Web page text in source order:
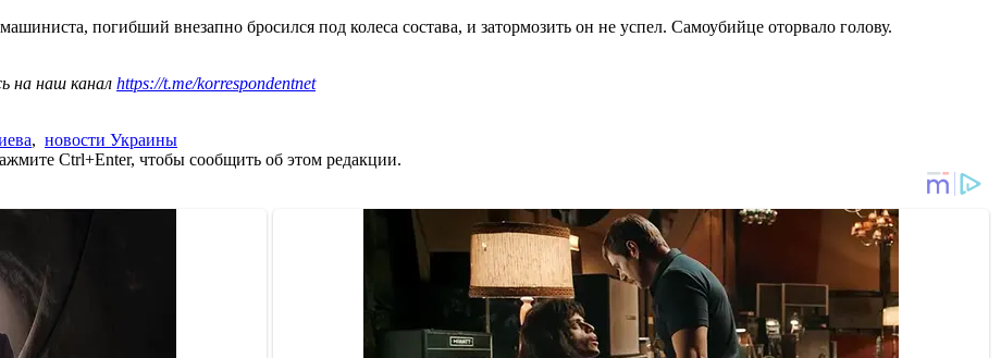
погибший внезапно бросился под колеса состава, и затормозить он не успел. Самоубийце оторвало голову.
на наш канал https://t.me/korrespondentnet
, новости Украины
Ctrl+Enter, чтобы сообщить об этом редакции.